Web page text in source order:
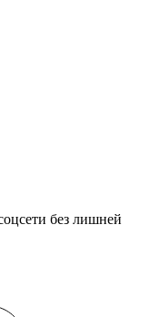
без лишней